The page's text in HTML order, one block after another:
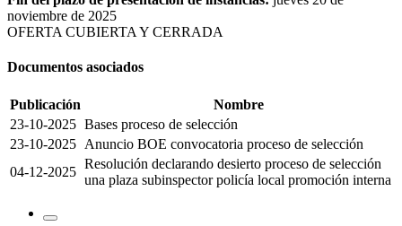
noviembre de 2025
OFERTA CUBIERTA Y CERRADA
Documentos asociados
Publicación
Nombre
23-10-2025 Bases proceso de selección
23-10-2025 Anuncio BOE convocatoria proceso de selección
04-12-2025
Resolución declarando desierto proceso de selección
una plaza subinspector policía local promoción interna